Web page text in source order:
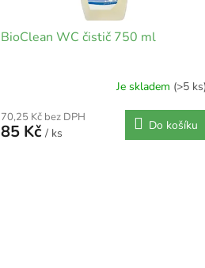
BioClean WC čistič 750 ml
Je skladem (>5 ks)
70,25 Kč bez DPH
85 Kč / ks
Do košíku